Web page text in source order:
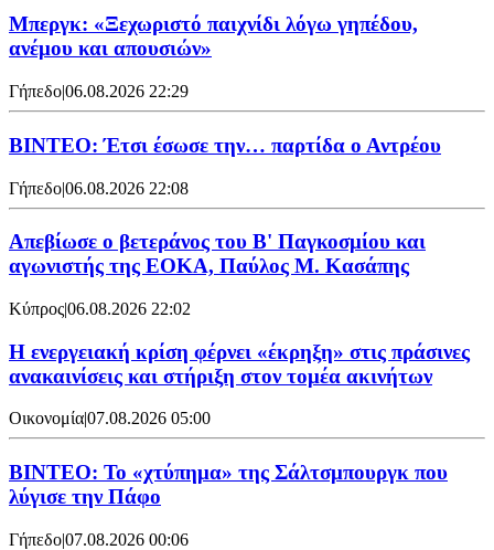
Μπεργκ: «Ξεχωριστό παιχνίδι λόγω γηπέδου,
ανέμου και απουσιών»
Γήπεδο|06.08.2026 22:29
ΒΙΝΤΕΟ: Έτσι έσωσε την… παρτίδα ο Αντρέου
Γήπεδο|06.08.2026 22:08
Απεβίωσε ο βετεράνος του Β' Παγκοσμίου και
αγωνιστής της ΕΟΚΑ, Παύλος Μ. Κασάπης
Κύπρος|06.08.2026 22:02
Η ενεργειακή κρίση φέρνει «έκρηξη» στις πράσινες
ανακαινίσεις και στήριξη στον τομέα ακινήτων
Οικονομία|07.08.2026 05:00
ΒΙΝΤΕΟ: Το «χτύπημα» της Σάλτσμπουργκ που
λύγισε την Πάφο
Γήπεδο|07.08.2026 00:06